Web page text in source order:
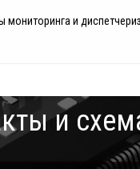
мониторинга и
и